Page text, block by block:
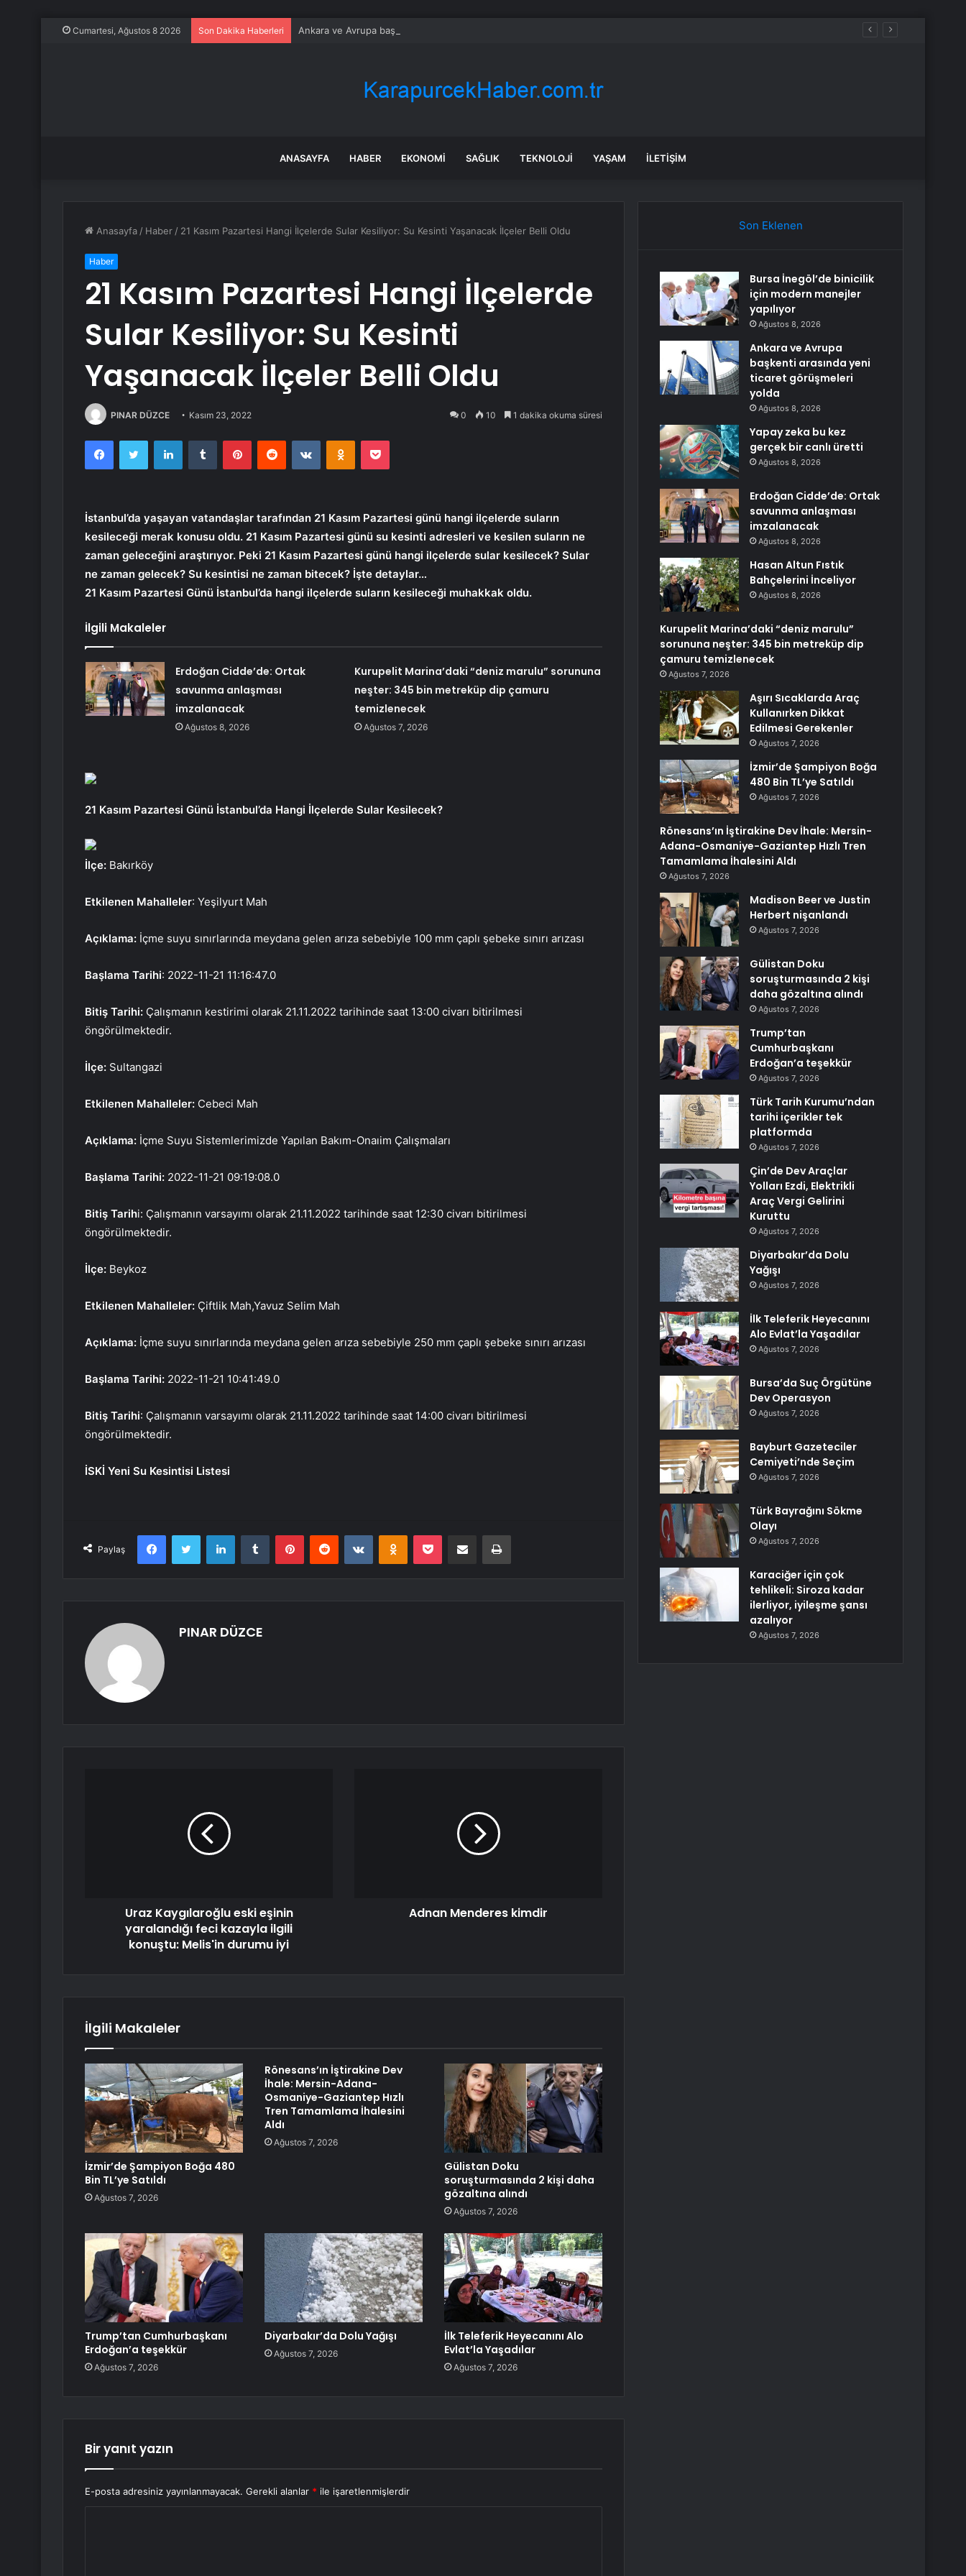
Cumartesi, Ağustos 8 2026 Son Dakika Haberleri Ankara ve Avrupa başkenti arasında yeni ticaret görüşmeleri yolda
ANASAYFA HABER EKONOMI SAĞLIK TEKNOLOJI YAŞAM İLETIŞIM
Anasayfa / Haber / 21 Kasım Pazartesi Hangi İlçelerde Sular Kesiliyor: Su Kesinti Yaşanacak İlçeler Belli Oldu
Haber
21 Kasım Pazartesi Hangi İlçelerde
Sular Kesiliyor: Su Kesinti
Yaşanacak İlçeler Belli Oldu
PINAR DÜZCE Kasım 23, 2022 0 10 1 dakika okuma süresi
FacebookTwitter LinkedInTumblr PinterestReddit VKontakteOdnoklassniki
Pocket
İstanbul’da yaşayan vatandaşlar tarafından 21 Kasım Pazartesi günü hangi ilçelerde suların
kesileceği merak konusu oldu. 21 Kasım Pazartesi günü su kesinti adresleri ve kesilen suların ne
zaman geleceğini araştırıyor. Peki 21 Kasım Pazartesi günü hangi ilçelerde sular kesilecek? Sular
ne zaman gelecek? Su kesintisi ne zaman bitecek? İşte detaylar…
21 Kasım Pazartesi Günü İstanbul’da hangi ilçelerde suların kesileceği muhakkak oldu.
İlgili Makaleler
Erdoğan Cidde’de: Ortak
savunma anlaşması
imzalanacak
Ağustos 8, 2026
Kurupelit Marina’daki “deniz marulu” sorununa
neşter: 345 bin metreküp dip çamuru
temizlenecek
Ağustos 7, 2026
21 Kasım Pazartesi Günü İstanbul’da Hangi İlçelerde Sular Kesilecek?
İlçe: Bakırköy
Etkilenen Mahalleler: Yeşilyurt Mah
Açıklama: İçme suyu sınırlarında meydana gelen arıza sebebiyle 100 mm çaplı şebeke sınırı arızası
Başlama Tarihi: 2022-11-21 11:16:47.0
Bitiş Tarihi: Çalışmanın kestirimi olarak 21.11.2022 tarihinde saat 13:00 civarı bitirilmesi
öngörülmektedir.
İlçe: Sultangazi
Etkilenen Mahalleler: Cebeci Mah
Açıklama: İçme Suyu Sistemlerimizde Yapılan Bakım-Onaıim Çalışmaları
Başlama Tarihi: 2022-11-21 09:19:08.0
Bitiş Tarihi: Çalışmanın varsayımı olarak 21.11.2022 tarihinde saat 12:30 civarı bitirilmesi
öngörülmektedir.
İlçe: Beykoz
Etkilenen Mahalleler: Çiftlik Mah,Yavuz Selim Mah
Açıklama: İçme suyu sınırlarında meydana gelen arıza sebebiyle 250 mm çaplı şebeke sınırı arızası
Başlama Tarihi: 2022-11-21 10:41:49.0
Bitiş Tarihi: Çalışmanın varsayımı olarak 21.11.2022 tarihinde saat 14:00 civarı bitirilmesi
öngörülmektedir.
İSKİ Yeni Su Kesintisi Listesi
Paylaş
FacebookTwitter LinkedInTumblr PinterestReddit VKontakteOdnoklassniki
Pocket E-Posta ile paylaş Yazdır
PINAR DÜZCE
Uraz Kaygılaroğlu eski eşinin
yaralandığı feci kazayla ilgili
konuştu: Melis'in durumu iyi
Adnan Menderes kimdir
İlgili Makaleler
İzmir’de Şampiyon Boğa 480
Bin TL’ye Satıldı
Ağustos 7, 2026
Rönesans’ın İştirakine Dev
İhale: Mersin-Adana-
Osmaniye-Gaziantep Hızlı
Tren Tamamlama İhalesini
Aldı
Ağustos 7, 2026
Gülistan Doku
soruşturmasında 2 kişi daha
gözaltına alındı
Ağustos 7, 2026
Trump’tan Cumhurbaşkanı
Erdoğan’a teşekkür
Ağustos 7, 2026
Diyarbakır’da Dolu Yağışı
Ağustos 7, 2026
İlk Teleferik Heyecanını Alo
Evlat’la Yaşadılar
Ağustos 7, 2026
Bir yanıt yazın
E-posta adresiniz yayınlanmayacak. Gerekli alanlar * ile işaretlenmişlerdir
Son Eklenen
Bursa İnegöl’de binicilik
için modern manejler
yapılıyor
Ağustos 8, 2026
Ankara ve Avrupa
başkenti arasında yeni
ticaret görüşmeleri
yolda
Ağustos 8, 2026
Yapay zeka bu kez
gerçek bir canlı üretti
Ağustos 8, 2026
Erdoğan Cidde’de: Ortak
savunma anlaşması
imzalanacak
Ağustos 8, 2026
Hasan Altun Fıstık
Bahçelerini İnceliyor
Ağustos 8, 2026
Kurupelit Marina’daki “deniz marulu”
sorununa neşter: 345 bin metreküp dip
çamuru temizlenecek
Ağustos 7, 2026
Aşırı Sıcaklarda Araç
Kullanırken Dikkat
Edilmesi Gerekenler
Ağustos 7, 2026
İzmir’de Şampiyon Boğa
480 Bin TL’ye Satıldı
Ağustos 7, 2026
Rönesans’ın İştirakine Dev İhale: Mersin-
Adana-Osmaniye-Gaziantep Hızlı Tren
Tamamlama İhalesini Aldı
Ağustos 7, 2026
Madison Beer ve Justin
Herbert nişanlandı
Ağustos 7, 2026
Gülistan Doku
soruşturmasında 2 kişi
daha gözaltına alındı
Ağustos 7, 2026
Trump’tan
Cumhurbaşkanı
Erdoğan’a teşekkür
Ağustos 7, 2026
Türk Tarih Kurumu’ndan
tarihi içerikler tek
platformda
Ağustos 7, 2026
Çin’de Dev Araçlar
Yolları Ezdi, Elektrikli
Araç Vergi Gelirini
Kuruttu
Ağustos 7, 2026
Diyarbakır’da Dolu
Yağışı
Ağustos 7, 2026
İlk Teleferik Heyecanını
Alo Evlat’la Yaşadılar
Ağustos 7, 2026
Bursa’da Suç Örgütüne
Dev Operasyon
Ağustos 7, 2026
Bayburt Gazeteciler
Cemiyeti’nde Seçim
Ağustos 7, 2026
Türk Bayrağını Sökme
Olayı
Ağustos 7, 2026
Karaciğer için çok
tehlikeli: Siroza kadar
ilerliyor, iyileşme şansı
azalıyor
Ağustos 7, 2026